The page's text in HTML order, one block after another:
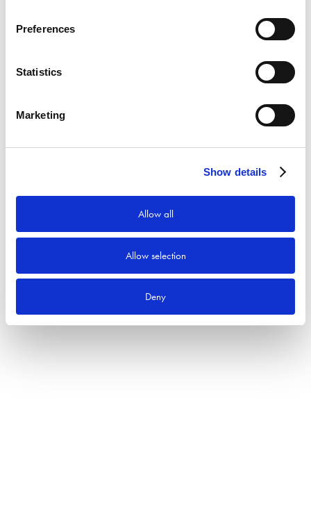
Preferences
Statistics
Marketing
Show details
Allow all
Allow selection
Deny
Relaterade produkter
Visa Visa
12 mm
Visa
Sök